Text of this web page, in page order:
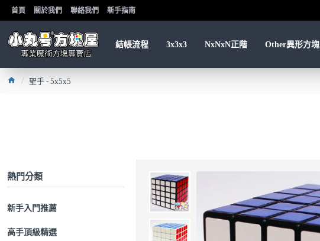
首頁 關於我們 聯絡我們 新手指南
結帳流程 3x3x3 NxNxN正階 Other異形方塊
聖手 - 5x5x5
熱門分類
新手入門推薦
高手頂級精選